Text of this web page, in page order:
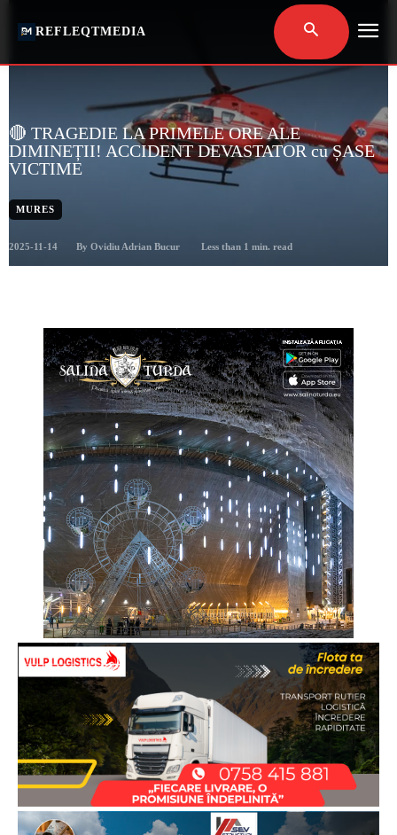
REFLEQTMEDIA
🔴 TRAGEDIE LA PRIMELE ORE ALE
DIMINEȚII! ACCIDENT DEVASTATOR cu ȘASE
VICTIME
MURES
2025-11-14 By Ovidiu Adrian Bucur Less than 1 min. read